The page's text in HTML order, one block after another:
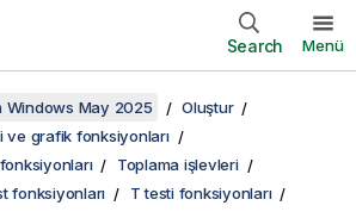
Search Menü
Windows May 2025
Oluştur
ve grafik fonksiyonları
Toplama işlevleri
fonksiyonları
T testi fonksiyonları